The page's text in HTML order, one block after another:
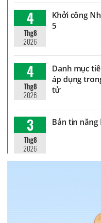
4
Thg8
2026
Khởi công
5
4
Thg8
2026
Danh mục
áp dụng
tử
3
Thg8
2026
Bản tin năng